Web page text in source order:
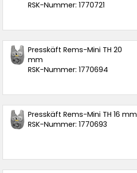
RSK-Nummer: 1770721
Presskäft Rems-Mini TH 20
mm
RSK-Nummer: 1770694
Presskäft Rems-Mini TH 16 mm
RSK-Nummer: 1770693